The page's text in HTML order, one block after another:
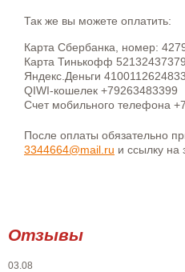
Так же вы можете оплатить:
Карта Сбербанка, номер:
Карта Тинькофф
Яндекс.Деньги 4100112624833
QIWI-кошелек +79263483399
Счет мобильного телефона
После оплаты обязательно
3344664@mail.ru и ссылку на
Отзывы
03.08